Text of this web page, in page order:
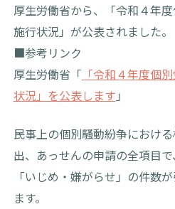
厚生労働省から、「令和４年
施行状況」が公表されました。
■参考リンク
厚生労働省「 「令和４年度個
状況」を公表します 」
民事上の個別騒動紛争におけ
出、あっせんの申請の全項目で、
「いじめ・嫌がらせ」の件数
ます。